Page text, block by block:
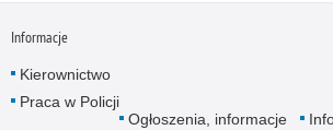
Informacje
Kierownictwo
Praca w Policji
Ogłoszenia, informacje